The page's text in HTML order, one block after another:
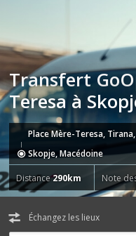
Transfert
Teresa à
Place Mère-Teresa,
Skopje, Macédoine
Distance290km Note
Échangez les lieux